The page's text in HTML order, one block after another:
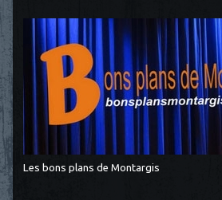
Les bons plans de Montargis